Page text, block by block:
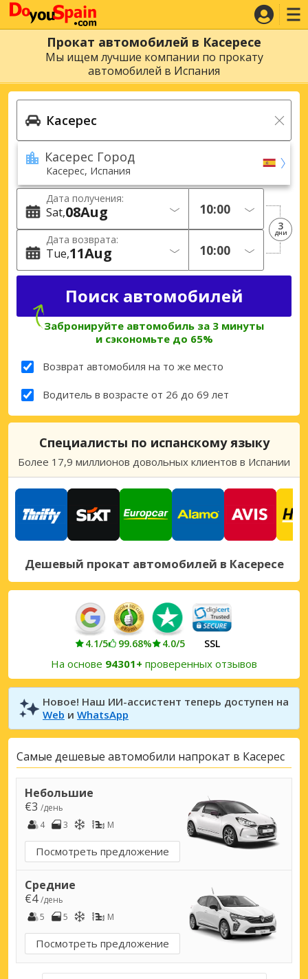
Прокат автомобилей в Касересе
Мы ищем лучшие компании по прокату
автомобилей в Испания
Касерес Город
Касерес, Испания
Дата получения:
Sat 08Aug
Дата возврата:
Tue 11Aug
3
дни
Забронируйте автомобиль за 3 минуты
и сэкономьте до 65%
Возврат автомобиля на то же место
Водитель в возрасте от 26 до 69 лет
Специалисты по испанскому языку
Более 17,9 миллионов довольных клиентов в Испании
Дешевый прокат автомобилей в Касересе
4.1/5 99.68% 4.0/5 SSL
На основе 94301+ проверенных отзывов
Новое! Наш ИИ-ассистент теперь доступен на
Web и WhatsApp
Самые дешевые автомобили напрокат в Касерес
Небольшие
€3 /день
4
3 M
Посмотреть предложение
Средние
€4/день
5
5 M
Посмотреть предложение